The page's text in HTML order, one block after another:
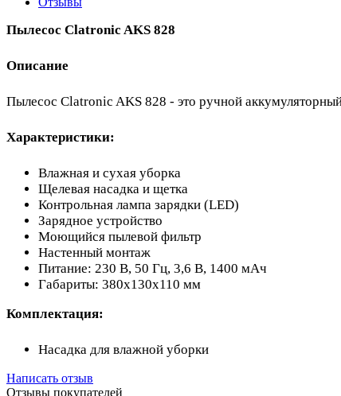
Пылесос Clatronic AKS 828
Описание
Пылесос Clatronic AKS 828 - это ручной
Характеристики:
Влажная и сухая уборка
Щелевая насадка и щетка
Контрольная лампа зарядки (LED)
Зарядное устройство
Моющийся пылевой фильтр
Настенный монтаж
Питание: 230 В, 50 Гц, 3,6 В, 1400 мАч
Габариты: 380x130x110 мм
Комплектация:
Насадка для влажной уборки
Написать отзыв
Отзывы покупателей